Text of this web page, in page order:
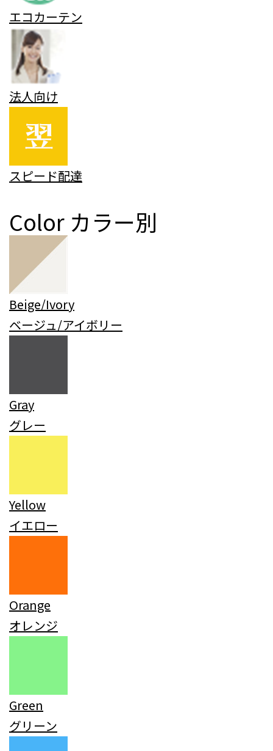
エコカーテン
法人向け
スピード配達
Color カラー別
Beige/Ivory
ベージュ/アイボリー
Gray
グレー
Yellow
イエロー
Orange
オレンジ
Green
グリーン